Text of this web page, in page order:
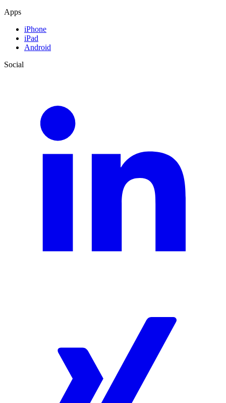
Apps
iPhone
iPad
Android
Social